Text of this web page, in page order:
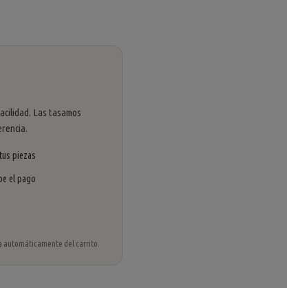
Las tasamos
piezas
el pago
automáticamente del carrito.